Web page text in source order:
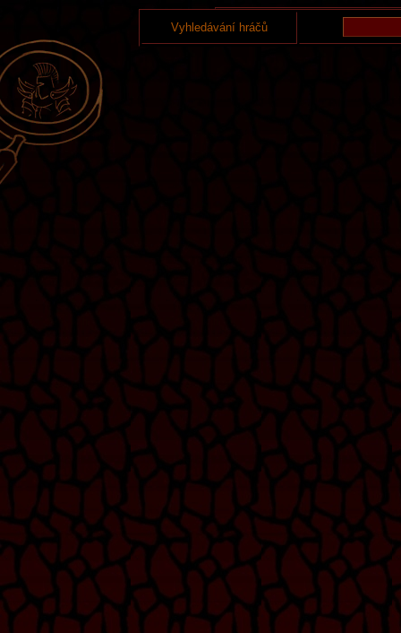
Vyhledávání hráčů